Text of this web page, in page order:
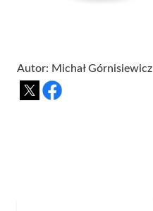
Autor: Michał Górnisiewicz